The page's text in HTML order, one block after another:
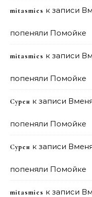
mitasmies к записи
попеняли Помойке
mitasmies к записи
попеняли Помойке
Сурен к записи
попеняли Помойке
Сурен к записи
попеняли Помойке
mitasmies к записи